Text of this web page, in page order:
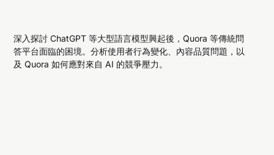
深入探討 ChatGPT 等大型語言模型興起後，Quora 等傳統問
答平台面臨的困境。分析使用者行為變化、內容品質問題，以
及 Quora 如何應對來自 AI 的競爭壓力。